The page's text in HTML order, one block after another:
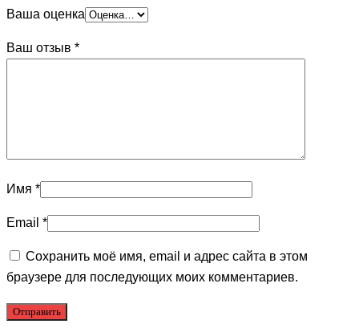
Ваша оценка
Ваш отзыв *
Имя *
Email *
Сохранить моё имя, email и адрес сайта в этом
браузере для последующих моих комментариев.